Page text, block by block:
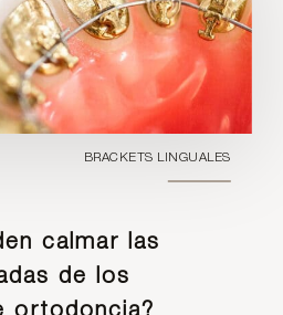
BRACKETS LINGUALES
calmar las
de los